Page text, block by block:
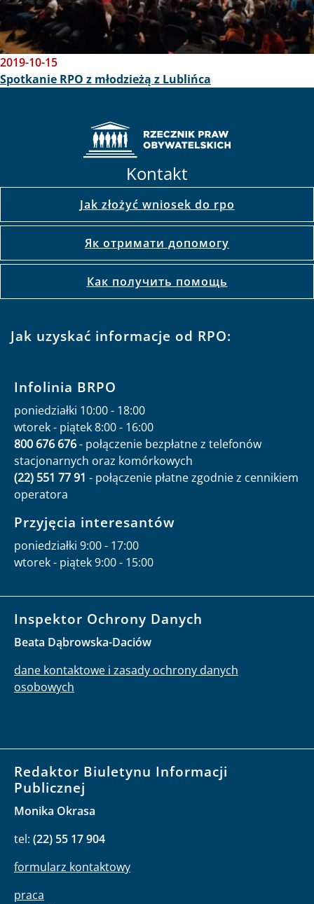
2019-10-15
Spotkanie RPO z młodzieżą z Lublińca
Kontakt
Jak złożyć wniosek do rpo
Як отримати допомогу
Как получить помощь
Jak uzyskać informacje od RPO:
Infolinia BRPO
poniedziałki 10:00 - 18:00
wtorek - piątek 8:00 - 16:00
800 676 676- połączenie bezpłatne z telefonów
stacjonarnych oraz komórkowych
(22) 551 77 91 - połączenie płatne zgodnie z cennikiem
operatora
Przyjęcia interesantów
poniedziałki 9:00 - 17:00
wtorek - piątek 9:00 - 15:00
Inspektor Ochrony Danych
Beata Dąbrowska-Daciów
dane kontaktowe i zasady ochrony danych
osobowych
Redaktor Biuletynu Informacji
Publicznej
Monika Okrasa
tel: (22) 55 17 904
formularz kontaktowy
praca